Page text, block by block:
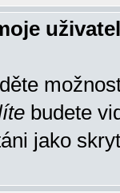
budete
jako